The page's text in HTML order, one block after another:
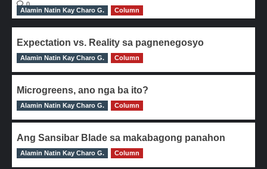
0
Alamin Natin Kay Charo G.
Column
Expectation vs. Reality sa pagnenegosyo
0
Alamin Natin Kay Charo G. Column
Microgreens, ano nga ba ito?
0
Alamin Natin Kay Charo G. Column
Ang Sansibar Blade sa makabagong panahon
0
Alamin Natin Kay Charo G. Column